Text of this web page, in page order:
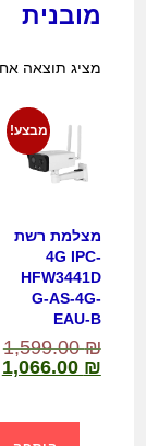
מובנית
מציג תוצאה
מבצע!
מצלמת רשת
4G IPC-
HFW3441D
G-AS-4G-
EAU-B
1,599.00₪
1,066.00 ₪